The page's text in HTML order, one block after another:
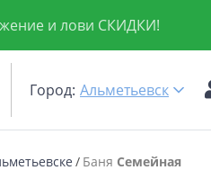
и лови СКИДКИ!
Город: Альметьевск
Баня Семейная